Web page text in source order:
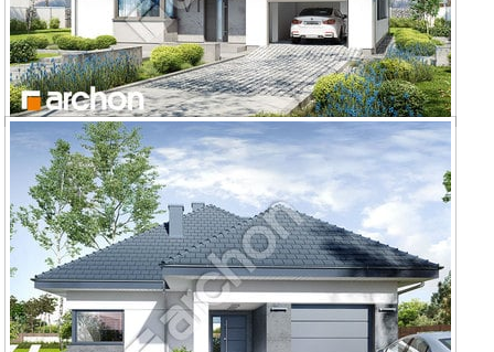
Dom w cieszyniankach 2